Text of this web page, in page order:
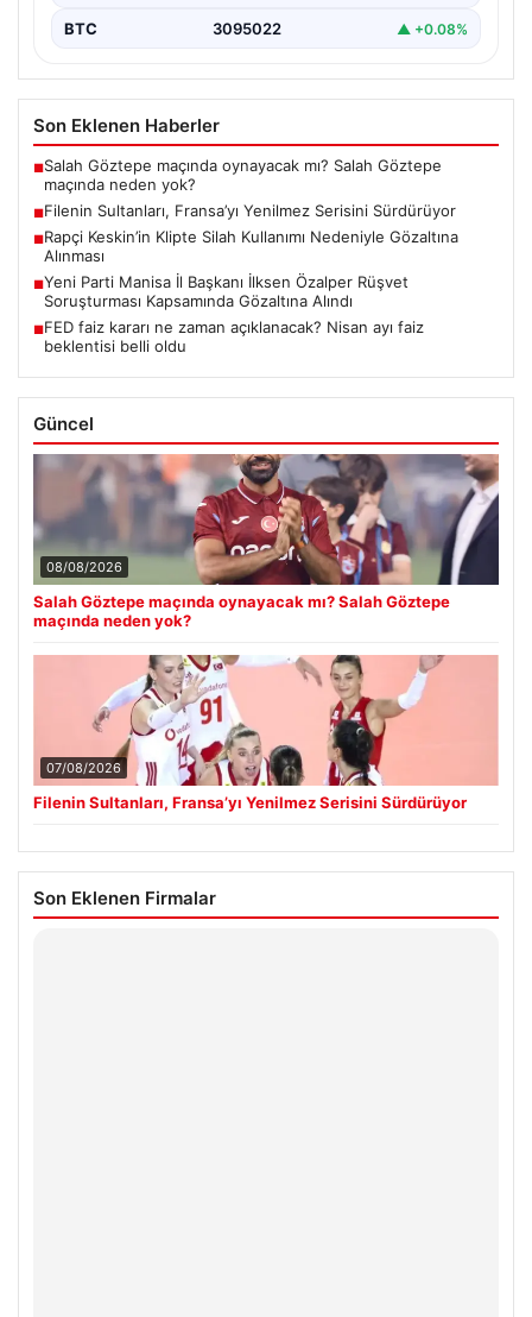
BTC 3095022 ▲ +0.08%
Son Eklenen Haberler
■Salah Göztepe maçında oynayacak mı? Salah Göztepe
maçında neden yok?
■Filenin Sultanları, Fransa’yı Yenilmez Serisini Sürdürüyor
■Rapçi Keskin’in Klipte Silah Kullanımı Nedeniyle Gözaltına
Alınması
■Yeni Parti Manisa İl Başkanı İlksen Özalper Rüşvet
Soruşturması Kapsamında Gözaltına Alındı
■FED faiz kararı ne zaman açıklanacak? Nisan ayı faiz
beklentisi belli oldu
Güncel
08/08/2026
Salah Göztepe maçında oynayacak mı? Salah Göztepe
maçında neden yok?
07/08/2026
Filenin Sultanları, Fransa’yı Yenilmez Serisini Sürdürüyor
Son Eklenen Firmalar